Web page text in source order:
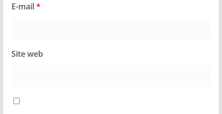
E-mail*
Site web